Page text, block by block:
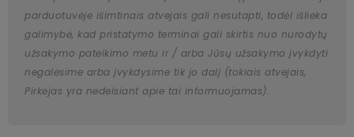
parduotuvėje išimtinais atvejais gali nesutapti, todėl išlieka
galimybė, kad pristatymo terminai gali skirtis nuo nurodytų
užsakymo pateikimo metu ir / arba Jūsų užsakymo įvykdyti
negalėsime arba įvykdysime tik jo dalį (tokiais atvejais,
Pirkėjas yra nedelsiant apie tai informuojamas).